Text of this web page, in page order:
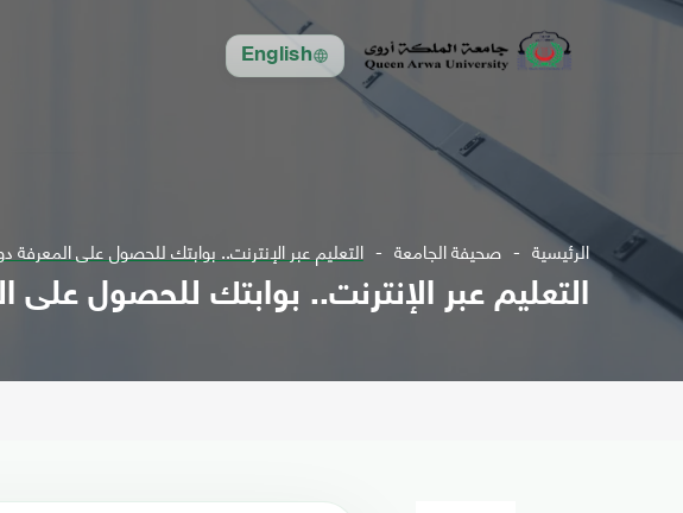
English
الرئيسية صحيفة الجامعة التعليم عبر الإنترنت.. بوابتك للحصول على المعرفة
التعليم عبر الإنترنت.. بوابتك للحصول على